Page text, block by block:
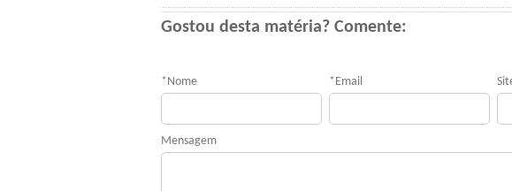
Gostou desta matéria? Comente:
* Nome * Email
Mensagem